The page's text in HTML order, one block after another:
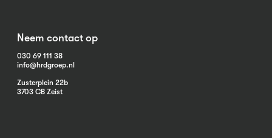
Neem contact op
030 69 111 38
info@hrdgroep.nl
Zusterplein 22b
3703 CB Zeist